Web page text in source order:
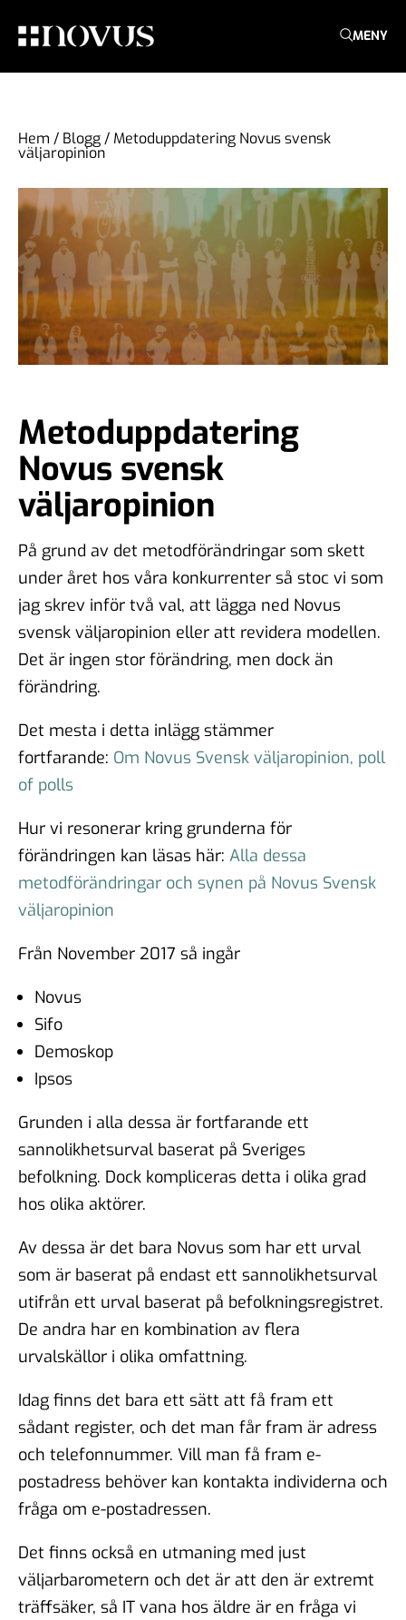
MENY
Hem / Blogg/ Metoduppdatering Novus svensk
väljaropinion
Metoduppdatering
Novus svensk
väljaropinion
På grund av det metodförändringar som skett
under året hos våra konkurrenter så stoc vi som
jag skrev inför två val, att lägga ned Novus
svensk väljaropinion eller att revidera modellen.
Det är ingen stor förändring, men dock än
förändring.
Det mesta i detta inlägg stämmer
fortfarande: Om Novus Svensk väljaropinion, poll
of polls
Hur vi resonerar kring grunderna för
förändringen kan läsas här: Alla dessa
metodförändringar och synen på Novus Svensk
väljaropinion
Från November 2017 så ingår
Novus
Sifo
Demoskop
Ipsos
Grunden i alla dessa är fortfarande ett
sannolikhetsurval baserat på Sveriges
befolkning. Dock kompliceras detta i olika grad
hos olika aktörer.
Av dessa är det bara Novus som har ett urval
som är baserat på endast ett sannolikhetsurval
utifrån ett urval baserat på befolkningsregistret.
De andra har en kombination av flera
urvalskällor i olika omfattning.
Idag finns det bara ett sätt att få fram ett
sådant register, och det man får fram är adress
och telefonnummer. Vill man få fram e-
postadress behöver kan kontakta individerna och
fråga om e-postadressen.
Det finns också en utmaning med just
väljarbarometern och det är att den är extremt
träffsäker, så IT vana hos äldre är en fråga vi